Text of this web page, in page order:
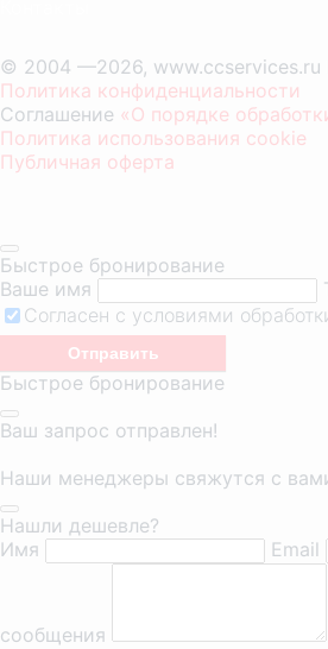
© 2004 —2026, www.ccservices.ru
Политика конфиденциальности
Соглашение «О порядке
Политика использования cookie
Публичная оферта
Быстрое бронирование
Ваше имя
Согласен с условиями
Быстрое бронирование
Ваш запрос отправлен!
Наши менеджеры свяжутся с
Нашли дешевле?
Имя
Email
сообщения